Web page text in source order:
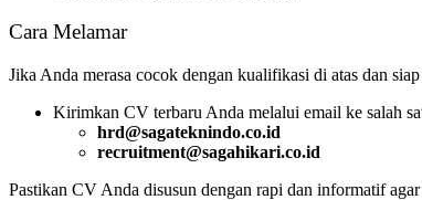
Cara Melamar
Jika Anda merasa cocok dengan kualifikasi di atas dan
Kirimkan CV terbaru Anda melalui email ke salah
hrd@sagateknindo.co.id
recruitment@sagahikari.co.id
Pastikan CV Anda disusun dengan rapi dan informatif